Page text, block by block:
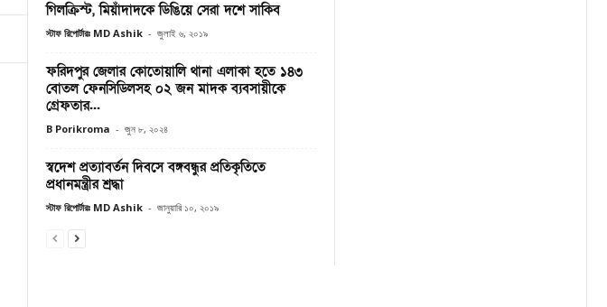
গিলক্রিস্ট, মিয়াঁদাদকে ডিঙিয়ে সেরা দশে সাকিব
স্টাফ রিপোর্টারঃ MD Ashik - জুলাই ৬, ২০১৯
ফরিদপুর জেলার কোতোয়ালি থানা এলাকা হতে ১৪৩
বোতল ফেনসিডিলসহ ০২ জন মাদক ব্যবসায়ীকে
গ্রেফতার...
B Porikroma - জুন ৮, ২০২৪
স্বদেশ প্রত্যাবর্তন দিবসে বঙ্গবন্ধুর প্রতিকৃতিতে
প্রধানমন্ত্রীর শ্রদ্ধা
স্টাফ রিপোর্টারঃ MD Ashik - জানুয়ারি ১০, ২০১৯